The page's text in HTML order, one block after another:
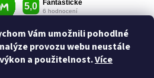
Vám umožnili pohodlné
provozu webu neustále
a použitelnost.Více